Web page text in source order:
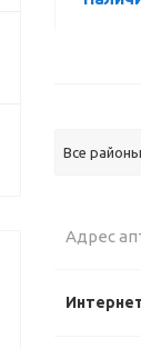
Все районы
Адрес